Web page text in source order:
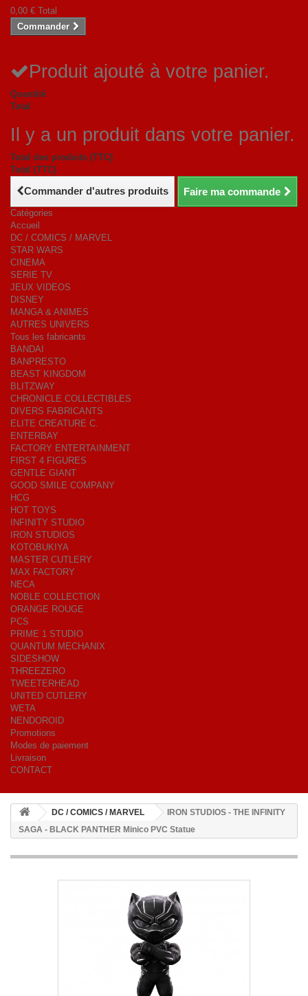
0,00 € Total
Commander
Produit ajouté à votre panier.
Quantité
Total
Il y a un produit dans votre panier.
Total des produits (TTC)
Total (TTC)
Commander d'autres produits Faire ma commande
Catégories
Accueil
DC / COMICS / MARVEL
STAR WARS
CINEMA
SERIE TV
JEUX VIDEOS
DISNEY
MANGA & ANIMES
AUTRES UNIVERS
Tous les fabricants
BANDAI
BANPRESTO
BEAST KINGDOM
BLITZWAY
CHRONICLE COLLECTIBLES
DIVERS FABRICANTS
ELITE CREATURE C.
ENTERBAY
FACTORY ENTERTAINMENT
FIRST 4 FIGURES
GENTLE GIANT
GOOD SMILE COMPANY
HCG
HOT TOYS
INFINITY STUDIO
IRON STUDIOS
KOTOBUKIYA
MASTER CUTLERY
MAX FACTORY
NECA
NOBLE COLLECTION
ORANGE ROUGE
PCS
PRIME 1 STUDIO
QUANTUM MECHANIX
SIDESHOW
THREEZERO
TWEETERHEAD
UNITED CUTLERY
WETA
NENDOROID
Promotions
Modes de paiement
Livraison
CONTACT
DC / COMICS / MARVEL
IRON STUDIOS - THE INFINITY
SAGA - BLACK PANTHER Minico PVC Statue